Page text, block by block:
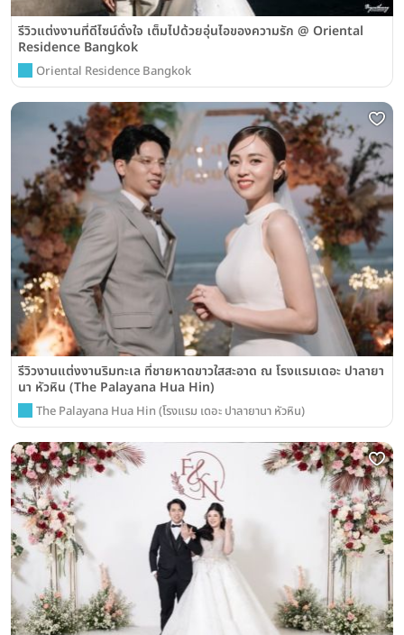
รีวิวแต่งงานที่ดีไซน์ดั่งใจ เต็มไปด้วยอุ่นไอของความรัก @ Oriental
Residence Bangkok
Oriental Residence Bangkok
รีวิวงานแต่งงานริมทะเล ที่ชายหาดขาวใสสะอาด ณ โรงแรมเดอะ ปาลายา
นา หัวหิน (The Palayana Hua Hin)
The Palayana Hua Hin (โรงแรม เดอะ ปาลายานา หัวหิน)